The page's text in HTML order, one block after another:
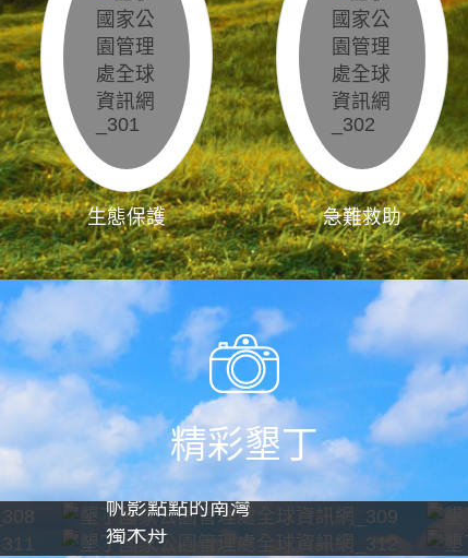
生態保護 急難救助
精彩墾丁
帆影點點的南灣
獨木舟